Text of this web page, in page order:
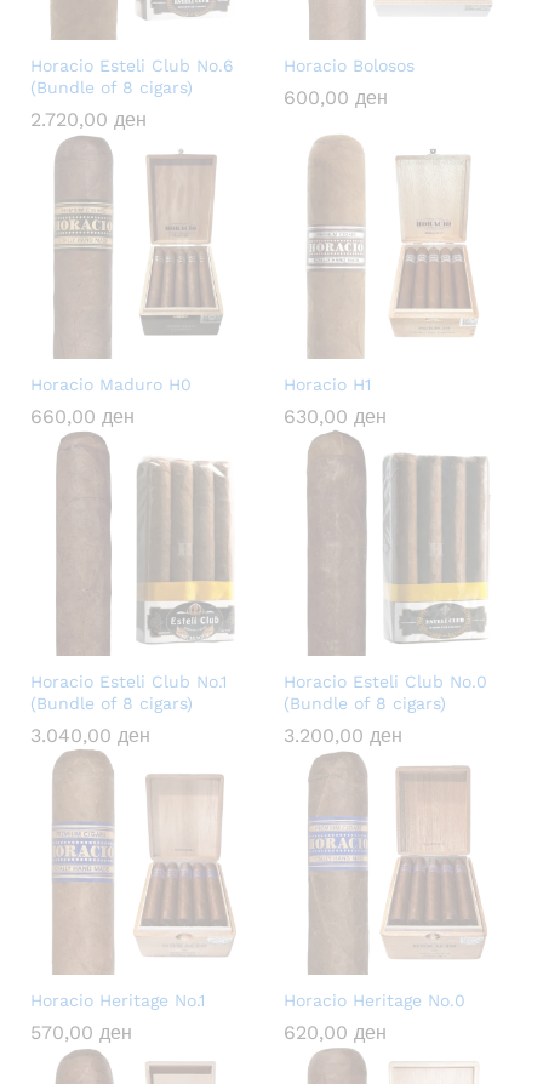
Horacio Esteli Club No.6
(Bundle of 8 cigars)
2.720,00 ден
Horacio Bolosos
600,00 ден
Horacio Maduro H0
660,00 ден
Horacio H1
630,00 ден
Horacio Esteli Club No.1
(Bundle of 8 cigars)
3.040,00 ден
Horacio Esteli Club No.0
(Bundle of 8 cigars)
3.200,00 ден
Horacio Heritage No.1
570,00 ден
Horacio Heritage No.0
620,00 ден